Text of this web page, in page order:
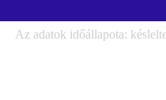
Az adatok időállapota: